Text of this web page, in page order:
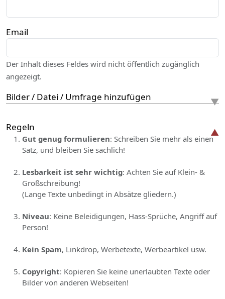
Email
Der Inhalt dieses Feldes wird nicht öffentlich zugänglich
angezeigt.
Bilder / Datei / Umfrage hinzufügen
Regeln
Gut genug formulieren: Schreiben Sie mehr als einen
Satz, und bleiben Sie sachlich!
Lesbarkeit ist sehr wichtig: Achten Sie auf Klein- &
Großschreibung!
(Lange Texte unbedingt in Absätze gliedern.)
Niveau: Keine Beleidigungen, Hass-Sprüche, Angriff auf
Person!
Kein Spam, Linkdrop, Werbetexte, Werbeartikel usw.
Copyright: Kopieren Sie keine unerlaubten Texte oder
Bilder von anderen Webseiten!